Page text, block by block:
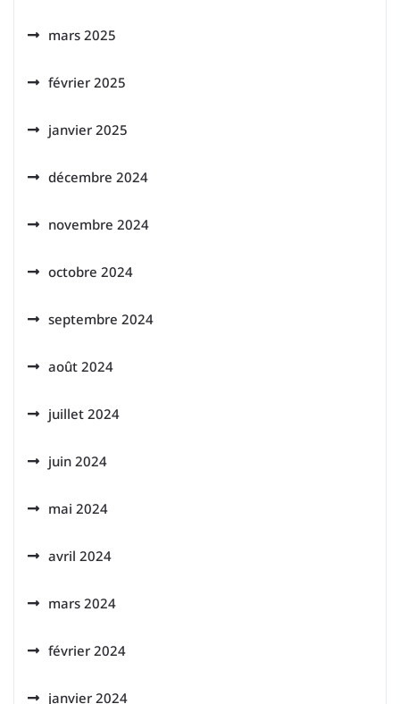
mars 2025
février 2025
janvier 2025
décembre 2024
novembre 2024
octobre 2024
septembre 2024
août 2024
juillet 2024
juin 2024
mai 2024
avril 2024
mars 2024
février 2024
janvier 2024